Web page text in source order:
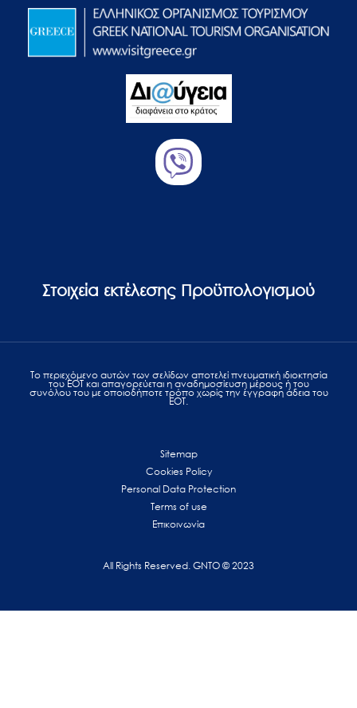
Στοιχεία εκτέλεσης Προϋπολογισμού
Το περιεχόμενο αυτών των σελίδων αποτελεί πvευματική ιδιοκτησία
του ΕΟΤ και απαγορεύεται η αναδημοσίευση μέρους ή του
συνόλου του με οποιοδήποτε τρόπο χωρίς την έγγραφη άδεια του
ΕΟΤ.
Sitemap
Cookies Policy
Personal Data Protection
Terms of use
Επικοινωνία
All Rights Reserved. GNTO © 2023